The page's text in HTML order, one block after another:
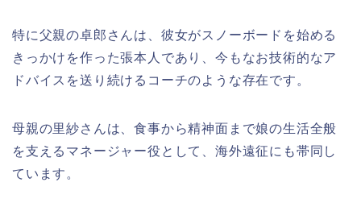
特に父親の卓郎さんは、彼女がスノーボードを始める
きっかけを作った張本人であり、今もなお技術的なア
ドバイスを送り続けるコーチのような存在です。
母親の里紗さんは、食事から精神面まで娘の生活全般
を支えるマネージャー役として、海外遠征にも帯同し
ています。